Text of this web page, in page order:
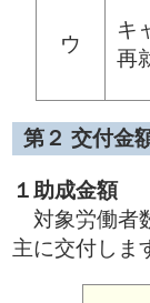
ウ
キ
再
第２ 交付金
１助成金額
対象労働者
主に交付しま